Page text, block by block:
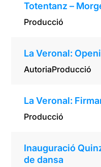
Totentanz –
Producció
La Veronal:
AutoriaProducció
La Veronal:
Producció
Inauguració
de dansa